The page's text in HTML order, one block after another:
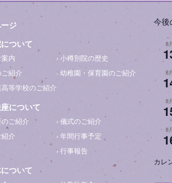
ージ
ついて
内
小樽別院の歴史
紹介
幼稚園・保育園のご紹介
等学校のご紹介
について
ご紹介
儀式のご紹介
介
年間行事予定
行事報告
ついて
今後
8
8
8
8
カレ